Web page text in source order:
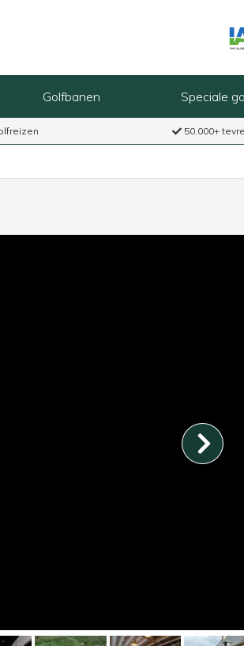
Golfbanen Speciale
50.000+